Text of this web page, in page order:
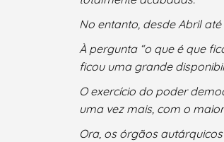
No entanto, desde Abril
À pergunta “o que é que
ficou uma grande
O exercício do poder
uma vez mais, com o
Ora, os órgãos